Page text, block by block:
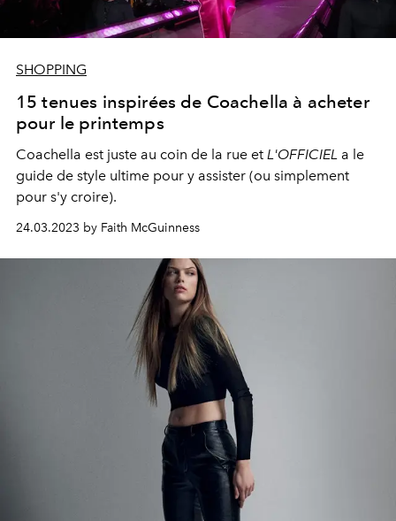
SHOPPING
15 tenues inspirées de Coachella à acheter
pour le printemps
Coachella est juste au coin de la rue et L'OFFICIEL a le
guide de style ultime pour y assister (ou simplement
pour s'y croire).
24.03.2023 by Faith McGuinness